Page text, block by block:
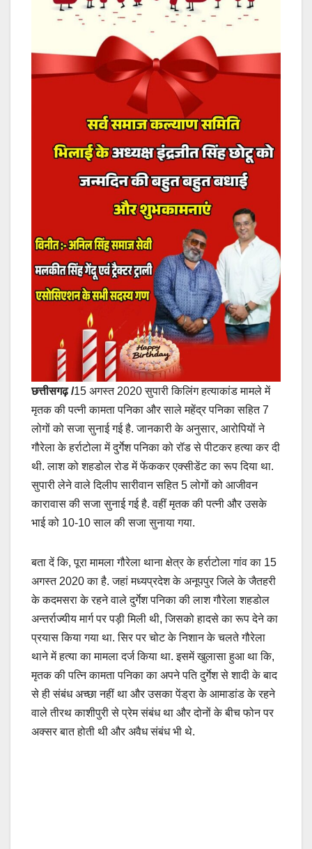
छत्तीसगढ़ /15 अगस्त 2020 सुपारी किलिंग हत्याकांड मामले में
मृतक की पत्नी कामता पनिका और साले महेंद्र पनिका सहित 7
लोगों को सजा सुनाई गई है. जानकारी के अनुसार, आरोपियों ने
गौरेला के हर्राटोला में दुर्गेश पनिका को रॉड से पीटकर हत्या कर दी
थी. लाश को शहडोल रोड में फेंककर एक्सीडेंट का रूप दिया था.
सुपारी लेने वाले दिलीप सारीवान सहित 5 लोगों को आजीवन
कारावास की सजा सुनाई गई है. वहीं मृतक की पत्नी और उसके
भाई को 10-10 साल की सजा सुनाया गया.
बता दें कि, पूरा मामला गौरेला थाना क्षेत्र के हर्राटोला गांव का 15
अगस्त 2020 का है. जहां मध्यप्रदेश के अनूपपुर जिले के जैतहरी
के कदमसरा के रहने वाले दुर्गेश पनिका की लाश गौरेला शहडोल
अन्तर्राज्यीय मार्ग पर पड़ी मिली थी, जिसको हादसे का रूप देने का
प्रयास किया गया था. सिर पर चोट के निशान के चलते गौरेला
थाने में हत्या का मामला दर्ज किया था. इसमें खुलासा हुआ था कि,
मृतक की पत्नि कामता पनिका का अपने पति दुर्गेश से शादी के बाद
से ही संबंध अच्छा नहीं था और उसका पेंड्रा के आमाडांड के रहने
वाले तीरथ काशीपुरी से प्रेम संबंध था और दोनों के बीच फोन पर
अक्सर बात होती थी और अवैध संबंध भी थे.